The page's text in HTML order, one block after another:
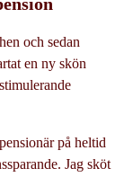
och sedan
en ny skön
på heltid
Jag sköt